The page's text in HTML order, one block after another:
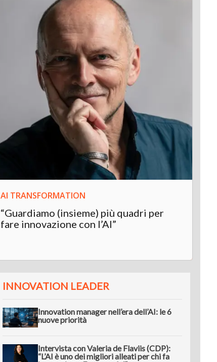
AI TRANSFORMATION
“Guardiamo (insieme) più quadri per
fare innovazione con l’AI”
INNOVATION LEADER
Innovation manager nell’era dell’AI: le 6
nuove priorità
Intervista con Valeria de Flaviis (CDP):
“L’AI è uno dei migliori alleati per chi fa